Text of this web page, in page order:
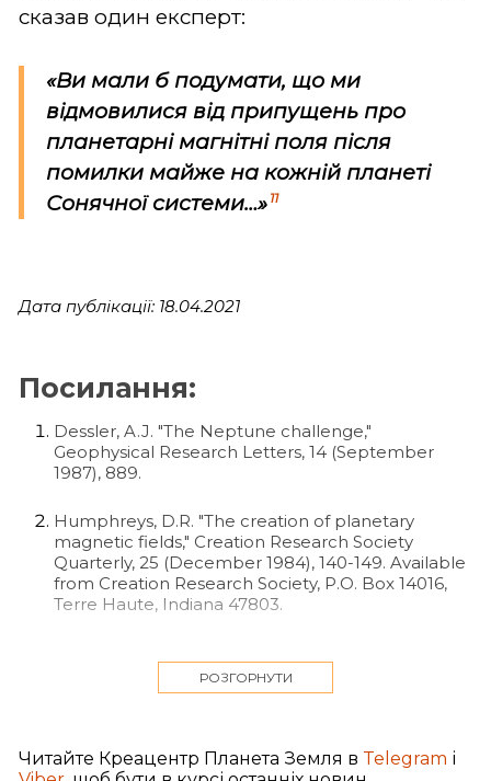
сказав один експерт:
«Ви мали б подумати, що ми
відмовилися від припущень про
планетарні магнітні поля після
помилки майже на кожній планеті
Сонячної системи…» 11
Дата публікації: 18.04.2021
Посилання:
Dessler, A.J. "The Neptune challenge,"
Geophysical Research Letters, 14 (September
1987), 889.
Humphreys, D.R. "The creation of planetary
magnetic fields," Creation Research Society
Quarterly, 25 (December 1984), 140-149. Available
from Creation Research Society, P.O. Box 14016,
Terre Haute, Indiana 47803.
magnetic field," Creation Research Society
Quarterly, 20 (September 1983), 89-94.
moment and the geochronological implications,"
РОЗГОРНУТИ
Читайте Креацентр Планета Земля в Telegram і